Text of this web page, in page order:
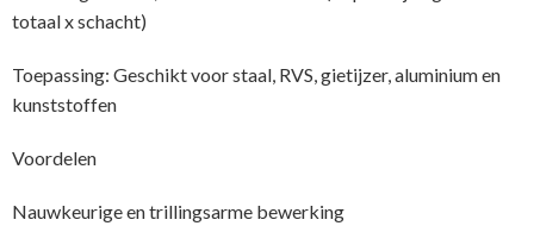
totaal x schacht)
Toepassing: Geschikt voor staal, RVS, gietijzer, aluminium en
kunststoffen
Voordelen
Nauwkeurige en trillingsarme bewerking